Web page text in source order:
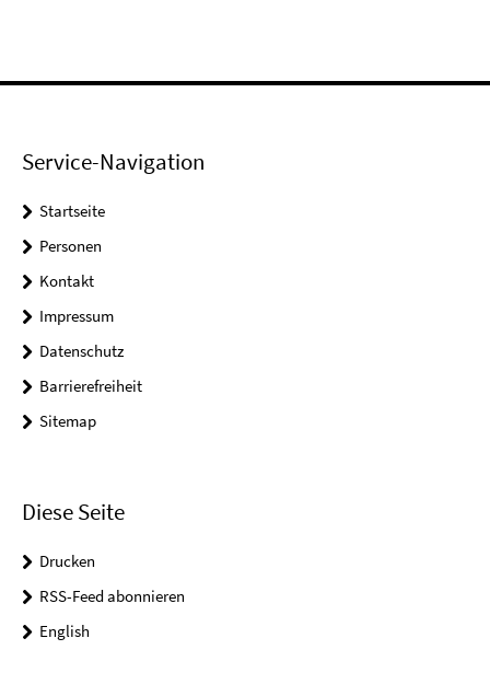
Service-Navigation
Startseite
Personen
Kontakt
Impressum
Datenschutz
Barrierefreiheit
Sitemap
Diese Seite
Drucken
RSS-Feed abonnieren
English